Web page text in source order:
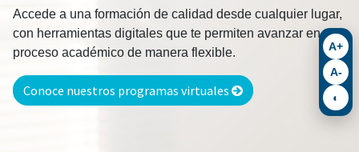
Accede a una formación de calidad desde cualquier lugar,
con herramientas digitales que te permiten avanzar en tu
proceso académico de manera flexible.
Conoce nuestros programas virtuales
A+
A-
◐